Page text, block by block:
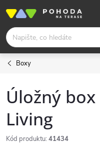
obsah
Boxy
Úložný box
Living
Kód produktu: 41434